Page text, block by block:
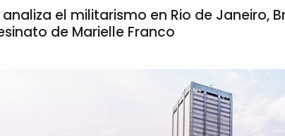
el militarismo en Rio de Janeiro,
de Marielle Franco